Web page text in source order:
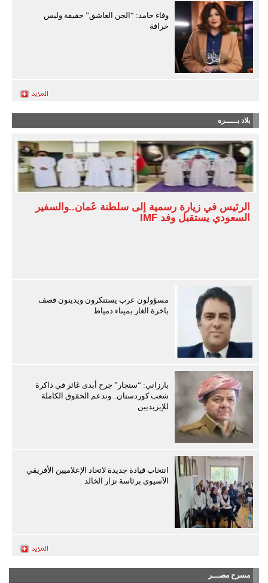
وفاء حامد: “الجن العاشق” حقيقة وليس
خرافة
بلاد بـــــره
الرئيس في زيارة رسمية إلى سلطنة عُمان..والسفير
السعودي يستقبل وفد IMF
مسؤولون عرب يستنكرون ويدينون قصف
باخرة الغاز بميناء دمياط
بارزاني: “سنجار” جرح أبدى غائر في ذاكرة
شعب كوردستان.. وندعم الحقوق الكاملة
للإيزيديين
انتخاب قيادة جديدة لاتحاد الإعلاميين الأفريقي
الآسيوي برئاسة نزار الخالد
مسرح مصـــر